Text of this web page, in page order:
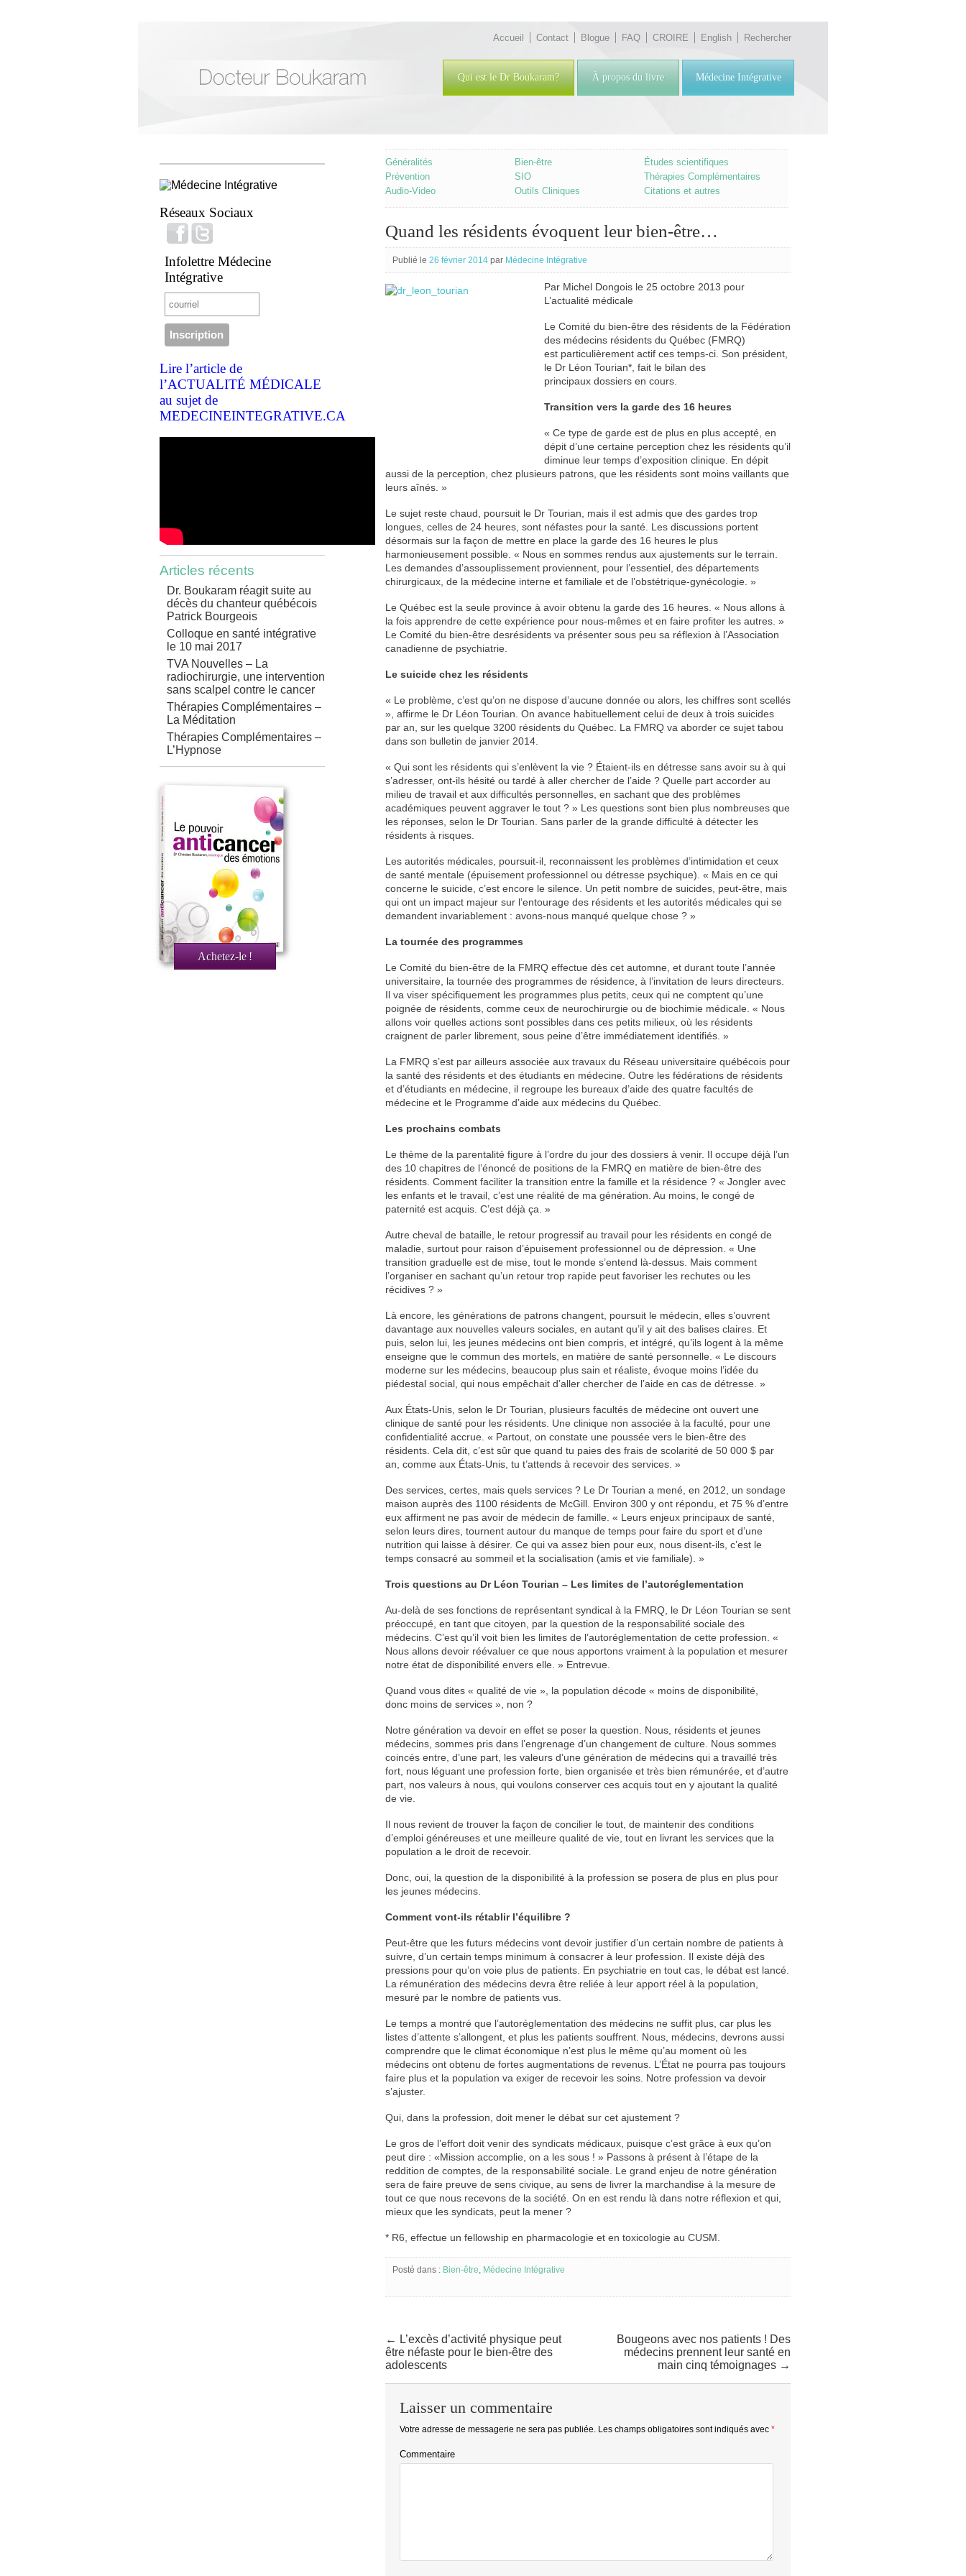
Accueil Contact Blogue FAQ CROIRE English Rechercher
Qui est le Dr Boukaram? À propos du livre Médecine Intégrative
Réseaux Sociaux
Infolettre Médecine
Intégrative
Lire l’article de
l’ACTUALITÉ MÉDICALE
au sujet de
MEDECINEINTEGRATIVE.CA
Articles récents
Dr. Boukaram réagit suite au
décès du chanteur québécois
Patrick Bourgeois
Colloque en santé intégrative
le 10 mai 2017
TVA Nouvelles – La
radiochirurgie, une intervention
sans scalpel contre le cancer
Thérapies Complémentaires –
La Méditation
Thérapies Complémentaires –
L’Hypnose
Achetez-le !
Généralités
Prévention
Audio-Video
Bien-être
SIO
Outils Cliniques
Études scientifiques
Thérapies Complémentaires
Citations et autres
Quand les résidents évoquent leur bien-être…
Publié le 26 février 2014 par Médecine Intégrative
Par Michel Dongois le 25 octobre 2013 pour
L’actualité médicale
Le Comité du bien-être des résidents de la Fédération
des médecins résidents du Québec (FMRQ)
est particulièrement actif ces temps-ci. Son président,
le Dr Léon Tourian*, fait le bilan des
principaux dossiers en cours.
Transition vers la garde des 16 heures
« Ce type de garde est de plus en plus accepté, en
dépit d’une certaine perception chez les résidents qu’il
diminue leur temps d’exposition clinique. En dépit
aussi de la perception, chez plusieurs patrons, que les résidents sont moins vaillants que
leurs aînés. »
Le sujet reste chaud, poursuit le Dr Tourian, mais il est admis que des gardes trop
longues, celles de 24 heures, sont néfastes pour la santé. Les discussions portent
désormais sur la façon de mettre en place la garde des 16 heures le plus
harmonieusement possible. « Nous en sommes rendus aux ajustements sur le terrain.
Les demandes d’assouplissement proviennent, pour l’essentiel, des départements
chirurgicaux, de la médecine interne et familiale et de l’obstétrique-gynécologie. »
Le Québec est la seule province à avoir obtenu la garde des 16 heures. « Nous allons à
la fois apprendre de cette expérience pour nous-mêmes et en faire profiter les autres. »
Le Comité du bien-être desrésidents va présenter sous peu sa réflexion à l’Association
canadienne de psychiatrie.
Le suicide chez les résidents
« Le problème, c’est qu’on ne dispose d’aucune donnée ou alors, les chiffres sont scellés
», affirme le Dr Léon Tourian. On avance habituellement celui de deux à trois suicides
par an, sur les quelque 3200 résidents du Québec. La FMRQ va aborder ce sujet tabou
dans son bulletin de janvier 2014.
« Qui sont les résidents qui s’enlèvent la vie ? Étaient-ils en détresse sans avoir su à qui
s’adresser, ont-ils hésité ou tardé à aller chercher de l’aide ? Quelle part accorder au
milieu de travail et aux difficultés personnelles, en sachant que des problèmes
académiques peuvent aggraver le tout ? » Les questions sont bien plus nombreuses que
les réponses, selon le Dr Tourian. Sans parler de la grande difficulté à détecter les
résidents à risques.
Les autorités médicales, poursuit-il, reconnaissent les problèmes d’intimidation et ceux
de santé mentale (épuisement professionnel ou détresse psychique). « Mais en ce qui
concerne le suicide, c’est encore le silence. Un petit nombre de suicides, peut-être, mais
qui ont un impact majeur sur l’entourage des résidents et les autorités médicales qui se
demandent invariablement : avons-nous manqué quelque chose ? »
La tournée des programmes
Le Comité du bien-être de la FMRQ effectue dès cet automne, et durant toute l’année
universitaire, la tournée des programmes de résidence, à l’invitation de leurs directeurs.
Il va viser spécifiquement les programmes plus petits, ceux qui ne comptent qu’une
poignée de résidents, comme ceux de neurochirurgie ou de biochimie médicale. « Nous
allons voir quelles actions sont possibles dans ces petits milieux, où les résidents
craignent de parler librement, sous peine d’être immédiatement identifiés. »
La FMRQ s’est par ailleurs associée aux travaux du Réseau universitaire québécois pour
la santé des résidents et des étudiants en médecine. Outre les fédérations de résidents
et d’étudiants en médecine, il regroupe les bureaux d’aide des quatre facultés de
médecine et le Programme d’aide aux médecins du Québec.
Les prochains combats
Le thème de la parentalité figure à l’ordre du jour des dossiers à venir. Il occupe déjà l’un
des 10 chapitres de l’énoncé de positions de la FMRQ en matière de bien-être des
résidents. Comment faciliter la transition entre la famille et la résidence ? « Jongler avec
les enfants et le travail, c’est une réalité de ma génération. Au moins, le congé de
paternité est acquis. C’est déjà ça. »
Autre cheval de bataille, le retour progressif au travail pour les résidents en congé de
maladie, surtout pour raison d’épuisement professionnel ou de dépression. « Une
transition graduelle est de mise, tout le monde s’entend là-dessus. Mais comment
l’organiser en sachant qu’un retour trop rapide peut favoriser les rechutes ou les
récidives ? »
Là encore, les générations de patrons changent, poursuit le médecin, elles s’ouvrent
davantage aux nouvelles valeurs sociales, en autant qu’il y ait des balises claires. Et
puis, selon lui, les jeunes médecins ont bien compris, et intégré, qu’ils logent à la même
enseigne que le commun des mortels, en matière de santé personnelle. « Le discours
moderne sur les médecins, beaucoup plus sain et réaliste, évoque moins l’idée du
piédestal social, qui nous empêchait d’aller chercher de l’aide en cas de détresse. »
Aux États-Unis, selon le Dr Tourian, plusieurs facultés de médecine ont ouvert une
clinique de santé pour les résidents. Une clinique non associée à la faculté, pour une
confidentialité accrue. « Partout, on constate une poussée vers le bien-être des
résidents. Cela dit, c’est sûr que quand tu paies des frais de scolarité de 50 000 $ par
an, comme aux États-Unis, tu t’attends à recevoir des services. »
Des services, certes, mais quels services ? Le Dr Tourian a mené, en 2012, un sondage
maison auprès des 1100 résidents de McGill. Environ 300 y ont répondu, et 75 % d’entre
eux affirment ne pas avoir de médecin de famille. « Leurs enjeux principaux de santé,
selon leurs dires, tournent autour du manque de temps pour faire du sport et d’une
nutrition qui laisse à désirer. Ce qui va assez bien pour eux, nous disent-ils, c’est le
temps consacré au sommeil et la socialisation (amis et vie familiale). »
Trois questions au Dr Léon Tourian – Les limites de l’autoréglementation
Au-delà de ses fonctions de représentant syndical à la FMRQ, le Dr Léon Tourian se sent
préoccupé, en tant que citoyen, par la question de la responsabilité sociale des
médecins. C’est qu’il voit bien les limites de l’autoréglementation de cette profession. «
Nous allons devoir réévaluer ce que nous apportons vraiment à la population et mesurer
notre état de disponibilité envers elle. » Entrevue.
Quand vous dites « qualité de vie », la population décode « moins de disponibilité,
donc moins de services », non ?
Notre génération va devoir en effet se poser la question. Nous, résidents et jeunes
médecins, sommes pris dans l’engrenage d’un changement de culture. Nous sommes
coincés entre, d’une part, les valeurs d’une génération de médecins qui a travaillé très
fort, nous léguant une profession forte, bien organisée et très bien rémunérée, et d’autre
part, nos valeurs à nous, qui voulons conserver ces acquis tout en y ajoutant la qualité
de vie.
Il nous revient de trouver la façon de concilier le tout, de maintenir des conditions
d’emploi généreuses et une meilleure qualité de vie, tout en livrant les services que la
population a le droit de recevoir.
Donc, oui, la question de la disponibilité à la profession se posera de plus en plus pour
les jeunes médecins.
Comment vont-ils rétablir l’équilibre ?
Peut-être que les futurs médecins vont devoir justifier d’un certain nombre de patients à
suivre, d’un certain temps minimum à consacrer à leur profession. Il existe déjà des
pressions pour qu’on voie plus de patients. En psychiatrie en tout cas, le débat est lancé.
La rémunération des médecins devra être reliée à leur apport réel à la population,
mesuré par le nombre de patients vus.
Le temps a montré que l’autoréglementation des médecins ne suffit plus, car plus les
listes d’attente s’allongent, et plus les patients souffrent. Nous, médecins, devrons aussi
comprendre que le climat économique n’est plus le même qu’au moment où les
médecins ont obtenu de fortes augmentations de revenus. L’État ne pourra pas toujours
faire plus et la population va exiger de recevoir les soins. Notre profession va devoir
s’ajuster.
Qui, dans la profession, doit mener le débat sur cet ajustement ?
Le gros de l’effort doit venir des syndicats médicaux, puisque c’est grâce à eux qu’on
peut dire : «Mission accomplie, on a les sous ! » Passons à présent à l’étape de la
reddition de comptes, de la responsabilité sociale. Le grand enjeu de notre génération
sera de faire preuve de sens civique, au sens de livrer la marchandise à la mesure de
tout ce que nous recevons de la société. On en est rendu là dans notre réflexion et qui,
mieux que les syndicats, peut la mener ?
* R6, effectue un fellowship en pharmacologie et en toxicologie au CUSM.
Posté dans : Bien-être, Médecine Intégrative
← L’excès d’activité physique peut
être néfaste pour le bien-être des
adolescents
Bougeons avec nos patients ! Des
médecins prennent leur santé en
main cinq témoignages →
Laisser un commentaire
Votre adresse de messagerie ne sera pas publiée. Les champs obligatoires sont indiqués avec *
Commentaire